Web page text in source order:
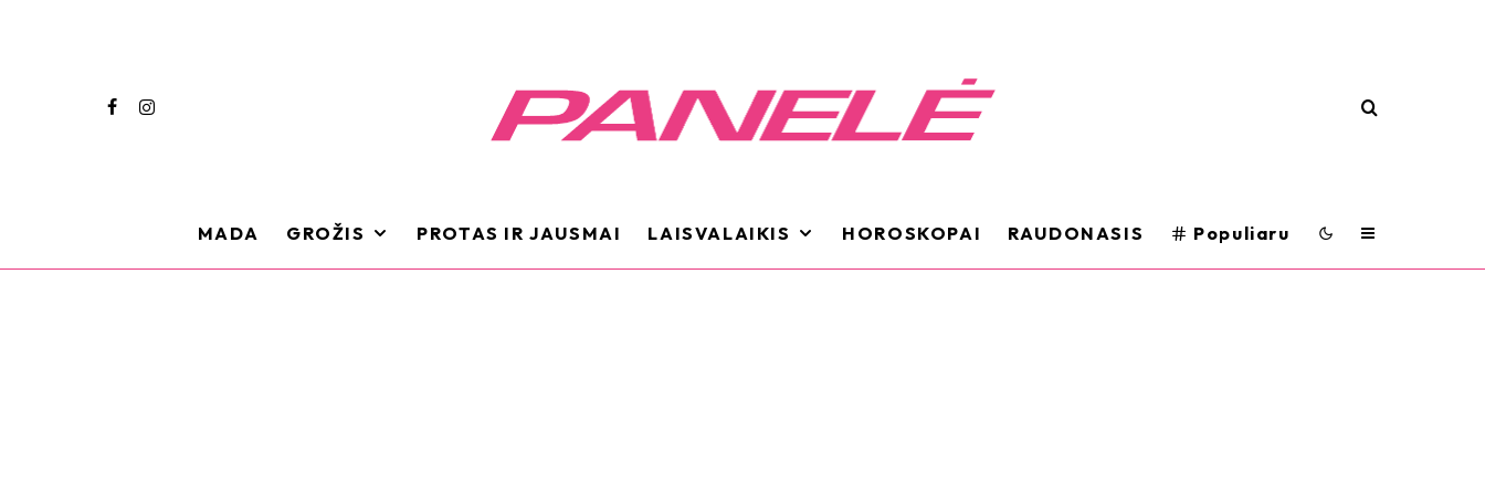
MADA GROŽIS PROTAS IR JAUSMAI LAISVALAIKIS HOROSKOPAI RAUDONASIS Populiaru